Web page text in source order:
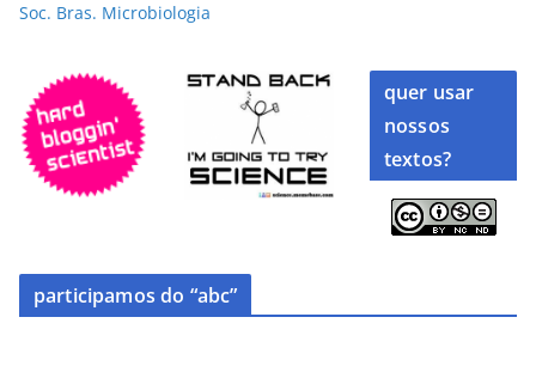
Soc. Bras. Microbiologia
quer usar
nossos
textos?
participamos do “abc”